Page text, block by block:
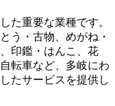
た重要な業種です。
う・古物、めがね・
印鑑・はんこ、花
転車など、多岐にわ
たサービスを提供し